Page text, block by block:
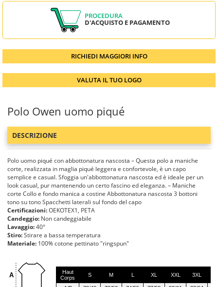
PROCEDURA
D'ACQUISTO E PAGAMENTO
RICHIEDI MAGGIORI INFO
VALUTA IL TUO LOGO
Polo Owen uomo piqué
DESCRIZIONE
Polo uomo piqué con abbottonatura nascosta – Questa polo a maniche
corte, realizzata in maglia piqué leggera e confortevole, è un capo
semplice e casual. Sfoggia un'abbottonatura nascosta ed è ideale per un
look casual, pur mantenendo un certo fascino ed eleganza. – Maniche
corte Collo e fondo manica a costine Abbottonatura nascosta 3 bottoni
tono su tono Spacchetti laterali sul fondo del capo
Certificazioni:OEKOTEX1, PETA
Candeggio: Non candeggiabile
Lavaggio:40°
Stiro:Stirare a bassa temperatura
Materiale: 100% cotone pettinato "ringspun"
A
Haut
Corps
S M L XL XXL 3XL